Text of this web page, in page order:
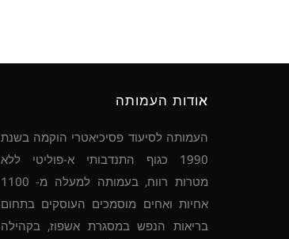
אודות העמותה
העמותה לסיעוד פסיכיאטרי הוקמה בשנת
1990 כגוף התנדבותי א-פוליטי ללא
מטרות רווח, בעמותה למעלה מ- 1100
אחיות ואחים מוסמכים העוסקים בתחום
בריאות הנפש במסגרת אשפוז, בקהילה